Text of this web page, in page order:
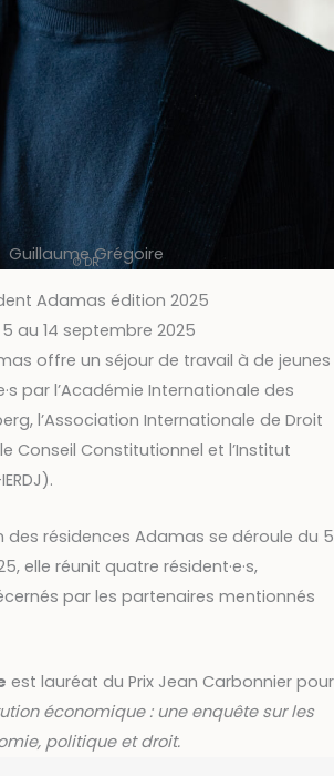
© DR
Guillaume Grégoire
Adamas édition 2025
au 14 septembre 2025
offre un séjour de travail à de jeunes
par l’Académie Internationale des
l’Association Internationale de Droit
Conseil Constitutionnel et l’Institut
des résidences Adamas se déroule du 5
elle réunit quatre résident·e·s,
par les partenaires mentionnés
est lauréat du Prix Jean Carbonnier pour
économique : une enquête sur les
politique et droit.